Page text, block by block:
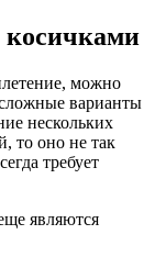
можно
варианты
нескольких
то оно не так
требует
являются